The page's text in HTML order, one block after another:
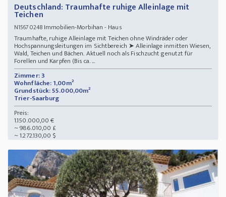
Deutschland: Traumhafte ruhige Alleinlage mit
Teichen
N15670248Immobilien-Morbihan - Haus
Traumhafte, ruhige Alleinlage mit Teichen ohne Windräder oder
Hochspannungsleitungen im Sichtbereich ➤ Alleinlage inmitten Wiesen,
Wald, Teichen und Bächen. Aktuell noch als Fischzucht genutzt für
Forellen und Karpfen (Bis ca. ...
Zimmer: 3
Wohnfläche: 1,00m²
Grundstück: 55.000,00m²
Trier-Saarburg
Preis:
1.150.000,00 €
~ 986.010,00 £
~ 1.272.130,00 $